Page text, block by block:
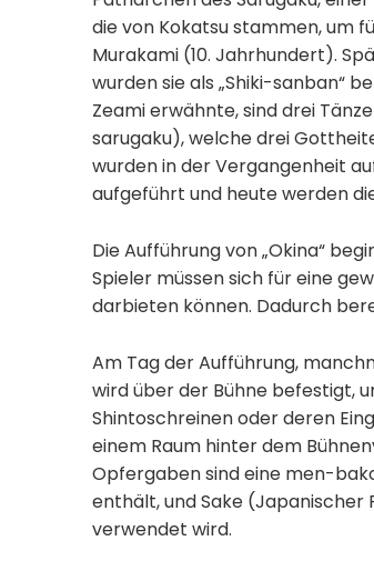
die von Kokatsu stammen, um
Murakami (10. Jahrhundert).
wurden sie als „Shiki-sanban“
Zeami erwähnte, sind drei
sarugaku), welche drei
wurden in der Vergangenheit
aufgeführt und heute werden
Die Aufführung von „Okina“
Spieler müssen sich für eine
darbieten können. Dadurch
Am Tag der Aufführung,
wird über der Bühne befestigt,
Shintoschreinen oder deren
einem Raum hinter dem
Opfergaben sind eine men-
enthält, und Sake (Japanischer
verwendet wird.